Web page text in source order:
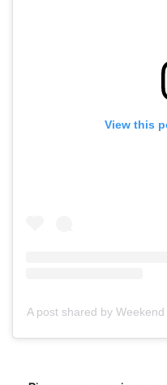
View this
A post shared by